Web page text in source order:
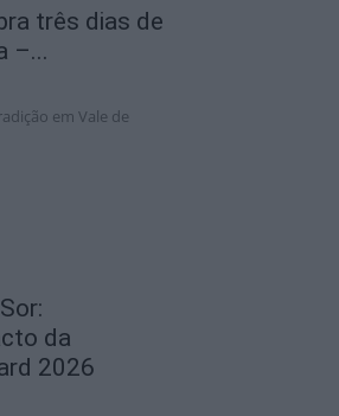
três dias de
–...
em Vale de
da
2026